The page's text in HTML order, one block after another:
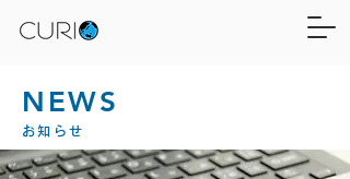
NEWS
お知らせ